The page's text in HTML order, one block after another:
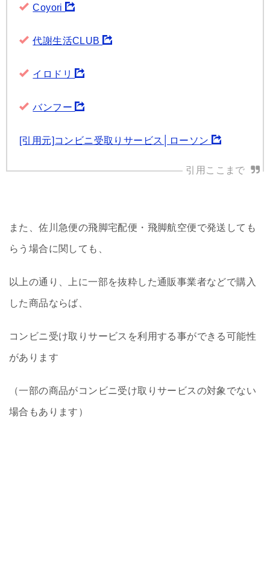
Coyori
代謝生活CLUB
イロドリ
バンフー
[引用元]コンビニ受取りサービス│ローソン
また、佐川急便の飛脚宅配便・飛脚航空便で発送しても
らう場合に関しても、
以上の通り、上に一部を抜粋した通販事業者などで購入
した商品ならば、
コンビニ受け取りサービスを利用する事ができる可能性
があります
（一部の商品がコンビニ受け取りサービスの対象でない
場合もあります）